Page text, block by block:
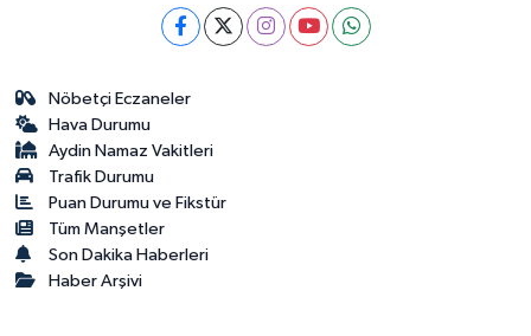
Nöbetçi Eczaneler
Hava Durumu
Aydin Namaz Vakitleri
Trafik Durumu
Puan Durumu ve Fikstür
Tüm Manşetler
Son Dakika Haberleri
Haber Arşivi